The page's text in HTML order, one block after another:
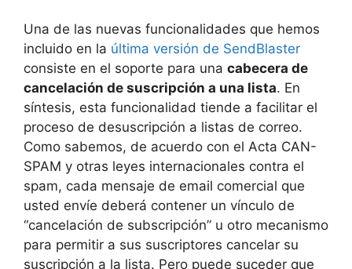
Una de las nuevas funcionalidades que hemos
incluido en la última versión de SendBlaster
consiste en el soporte para una cabecera de
cancelación de suscripción a una lista. En
síntesis, esta funcionalidad tiende a facilitar el
proceso de desuscripción a listas de correo.
Como sabemos, de acuerdo con el Acta CAN-
SPAM y otras leyes internacionales contra el
spam, cada mensaje de email comercial que
usted envíe deberá contener un vínculo de
“cancelación de subscripción” u otro mecanismo
para permitir a sus suscriptores cancelar su
suscripción a la lista. Pero puede suceder que